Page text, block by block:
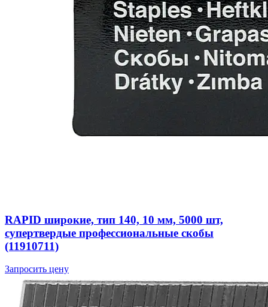
RAPID широкие, тип 140, 10 мм, 5000 шт,
супертвердые профессиональные скобы
(11910711)
Запросить цену